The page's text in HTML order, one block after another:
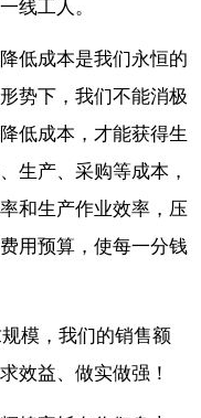
线工人。
低成本是我们永恒的
势下，我们不能消极
低成本，才能获得生
生产、采购等成本，
和生产作业效率，压
用预算，使每一分钱
模，我们的销售额
效益、做实做强！